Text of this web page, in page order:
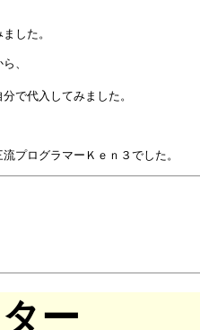
した。
、
で代入してみました。
ー